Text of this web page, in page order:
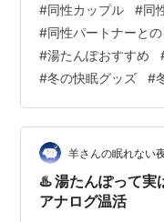
性。 寒い……布団が
か？ 夜は布団の中が
パートナーに布団を
日々でした。 しかし
らというもの、生活
ンジで温め、布団の
#同性カップル #同
#同性パートナーとの
#湯たんぽおすすめ
#冬の快眠グッズ #
羊さんの眠れない
♨️ 湯たんぽって実
アナログ温活